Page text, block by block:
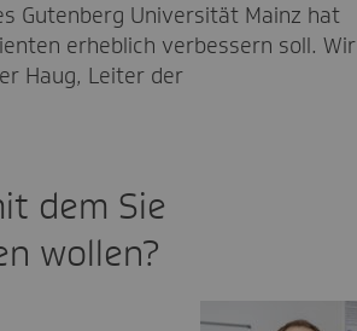
Gutenberg Universität Mainz hat
erheblich verbessern soll. Wir
Haug, Leiter der
dem Sie
wollen?